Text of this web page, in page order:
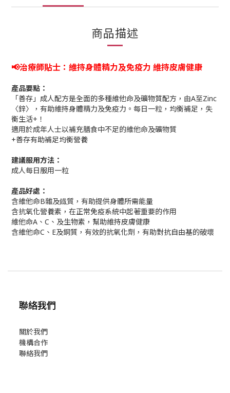
商品描述
📢治療師貼士：維持身體精力及免疫力 維持皮膚健康
產品要點：
「善存」成人配方是全面的多種維他命及礦物質配方，由A至Zinc
〈鋅〉，有助維持身體精力及免疫力。每日一粒，均衡補足，失
衡生活+！
適用於成年人士以補充膳食中不足的維他命及礦物質
+善存有助補足均衡營養
建議服用方法 ：
成人每日服用一粒
產品好處：
含維他命B雜及鐡質，有助提供身體所需能量
含抗氧化營養素，在正常免疫系統中起著重要的作用
維他命A、C、及生物素，幫助維持皮膚健康
含維他命C、E及銅質，有效的抗氧化劑，有助對抗自由基的破壞
聯絡我們
關於我們
機構合作
聯絡我們